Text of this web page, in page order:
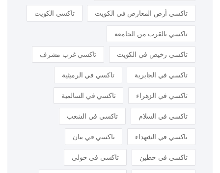
تاكسي أرض المعارض في الكويت تاكسي الكويت
تاكسي بالقرب من الجامعة
تاكسي رخيص في الكويت تاكسي غرب مشرف
تاكسي في الجابرية تاكسي في الرميثية
تاكسي في الزهراء تاكسي في السالمية
تاكسي في السلام تاكسي في الشعب
تاكسي في الشهداء تاكسي في بيان
تاكسي في حطين تاكسي في حولي